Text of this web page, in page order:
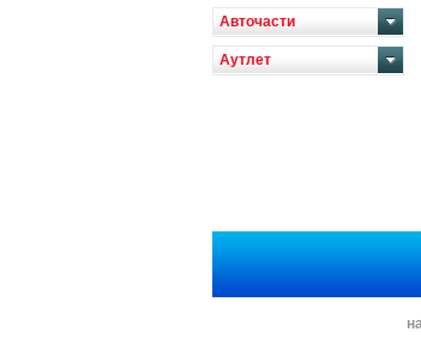
Авточасти
Аутлет